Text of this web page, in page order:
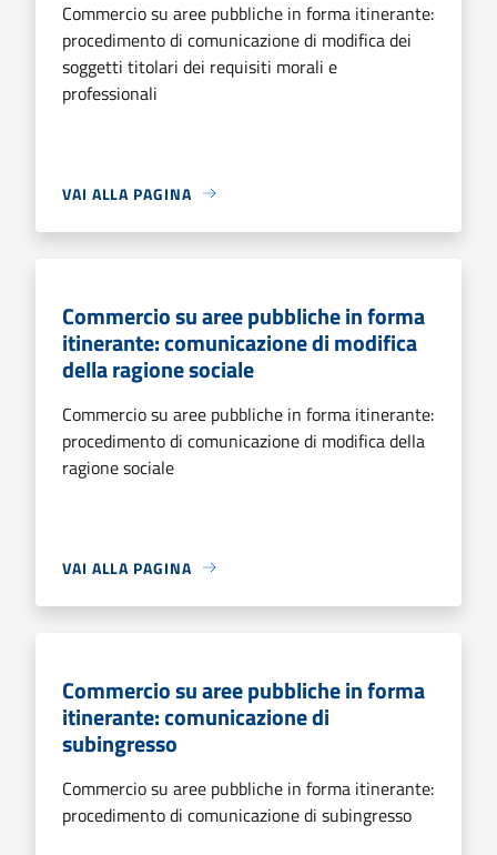
Commercio su aree pubbliche in forma itinerante:
procedimento di comunicazione di modifica dei
soggetti titolari dei requisiti morali e
professionali
VAI ALLA PAGINA
Commercio su aree pubbliche in forma
itinerante: comunicazione di modifica
della ragione sociale
Commercio su aree pubbliche in forma itinerante:
procedimento di comunicazione di modifica della
ragione sociale
VAI ALLA PAGINA
Commercio su aree pubbliche in forma
itinerante: comunicazione di
subingresso
Commercio su aree pubbliche in forma itinerante:
procedimento di comunicazione di subingresso